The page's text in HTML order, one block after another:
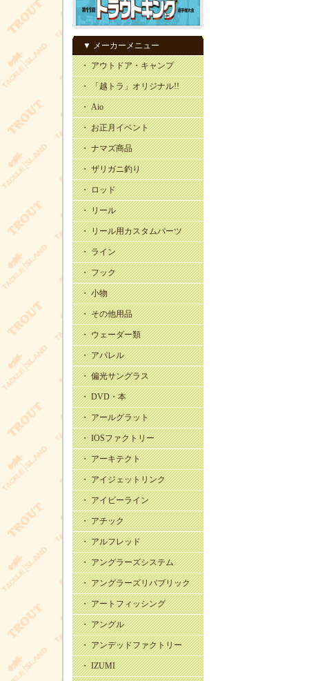
▼ メーカーメニュー
・ アウトドア・キャンプ
・ 「越トラ」オリジナル!!
・ Aio
・ お正月イベント
・ ナマズ商品
・ ザリガニ釣り
・ ロッド
・ リール
・ リール用カスタムパーツ
・ ライン
・ フック
・ 小物
・ その他用品
・ ウェーダー類
・ アパレル
・ 偏光サングラス
・ DVD・本
・ アールグラット
・ IOSファクトリー
・ アーキテクト
・ アイジェットリンク
・ アイビーライン
・ アチック
・ アルフレッド
・ アングラーズシステム
・ アングラーズリパブリック
・ アートフィッシング
・ アングル
・ アンデッドファクトリー
・ IZUMI